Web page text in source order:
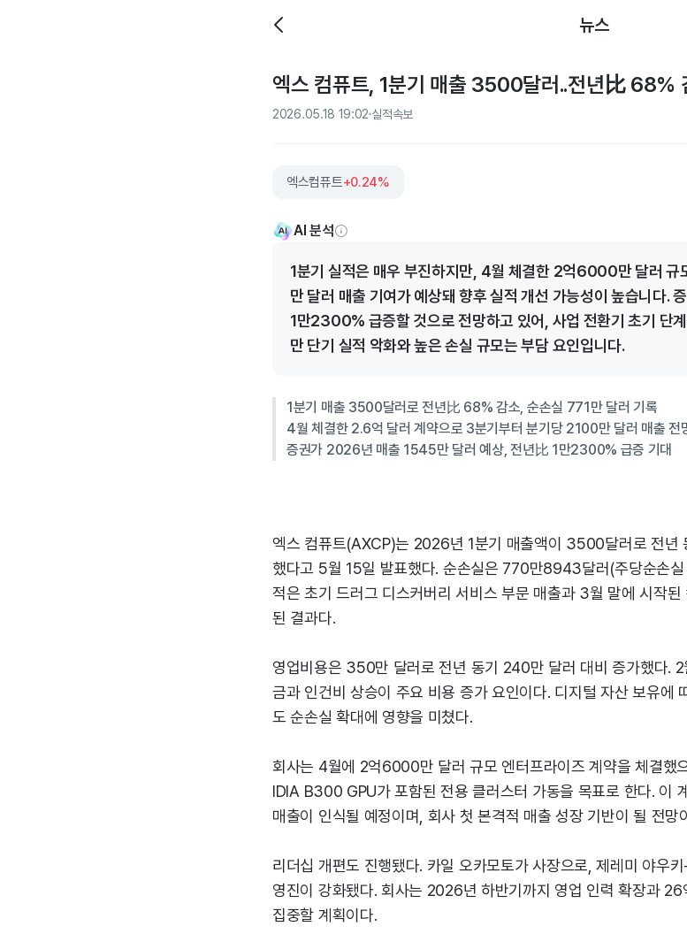
뉴스
엑스 컴퓨트, 1분기 매출 3500달러..전년比 68%
2026.05.18 19:02 실적속보
엑스컴퓨트+0.24%
AI 분석
1분기 실적은 매우 부진하지만, 4월 체결한 2억6000만 달러
만 달러 매출 기여가 예상돼 향후 실적 개선 가능성이 높습니다.
1만2300% 급증할 것으로 전망하고 있어, 사업 전환기 초기 단
만 단기 실적 악화와 높은 손실 규모는 부담 요인입니다.
1분기 매출 3500달러로 전년比 68% 감소, 순손실 771만 달러 기록
4월 체결한 2.6억 달러 계약으로 3분기부터 분기당 2100만 달러 매출 전
증권가 2026년 매출 1545만 달러 예상, 전년比 1만2300% 급증 기대
엑스 컴퓨트(AXCP)는 2026년 1분기 매출액이 3500달러로 전년
했다고 5월 15일 발표했다. 순손실은 770만8943달러(주당순손
적은 초기 드러그 디스커버리 서비스 부문 매출과 3월 말에 시작
된 결과다.
영업비용은 350만 달러로 전년 동기 240만 달러 대비 증가했다.
금과 인건비 상승이 주요 비용 증가 요인이다. 디지털 자산 보유에
도 순손실 확대에 영향을 미쳤다.
회사는 4월에 2억6000만 달러 규모 엔터프라이즈 계약을 체결
IDIA B300 GPU가 포함된 전용 클러스터 가동을 목표로 한다. 이
매출이 인식될 예정이며, 회사 첫 본격적 매출 성장 기반이 될 전망
리더십 개편도 진행됐다. 카일 오카모토가 사장으로, 제레미 야우
영진이 강화됐다. 회사는 2026년 하반기까지 영업 인력 확장과 26
집중할 계획이다.